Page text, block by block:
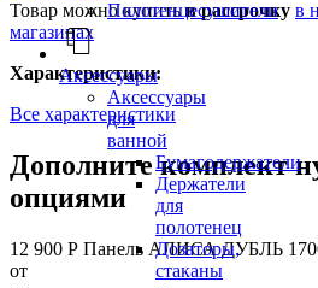
Полотенцесушители
Аксессуары
Аксессуары
для
ванной
Бумагодержатели
Держатели
для
полотенец
Дозаторы,
стаканы
Товар можно купитьв рассрочку в
магазинах
Характеристики:
Все характеристики
Дополните комплект
опциями
12 900 Р Панель АЛИСА ДУБЛЬ
от